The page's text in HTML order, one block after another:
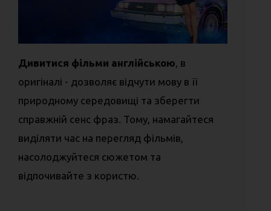
Дивитися фільми англійською , в
оригіналі - дозволяє відчути мову в її
природному середовищі та зберегти
справжній сенс фраз. Тому, намагайтеся
виділяти час на перегляд фільмів,
насолоджуйтеся сюжетом та
відпочивайте з користю.